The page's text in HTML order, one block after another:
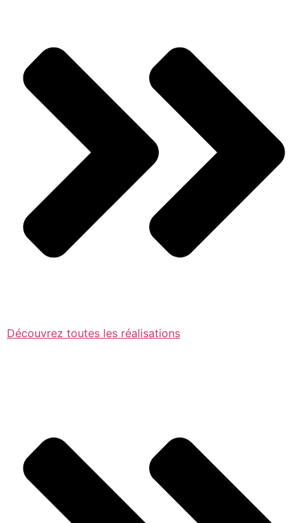
Découvrez toutes les réalisations